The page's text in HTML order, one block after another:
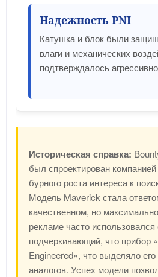
Надежность PNI
Катушка и блок были
влаги и механических
подтверждалось
Историческая справка:
был спроектирован
бурного роста интереса к
Модель Maverick стала
качественном, но
рекламе часто использовался
подчеркивающий, что прибор
Engineered», что выделяло
аналогов. Успех модели